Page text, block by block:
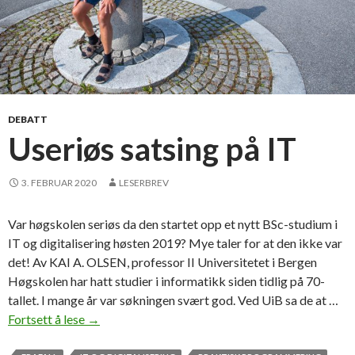
DEBATT
Useriøs satsing på IT
3. FEBRUAR 2020 LESERBREV
Var høgskolen seriøs da den startet opp et nytt BSc-studium i
IT og digitalisering høsten 2019? Mye taler for at den ikke var
det! Av KAI A. OLSEN, professor II Universitetet i Bergen
Høgskolen har hatt studier i informatikk siden tidlig på 70-
tallet. I mange år var søkningen svært god. Ved UiB sa de at …
Fortsett å lese U
→